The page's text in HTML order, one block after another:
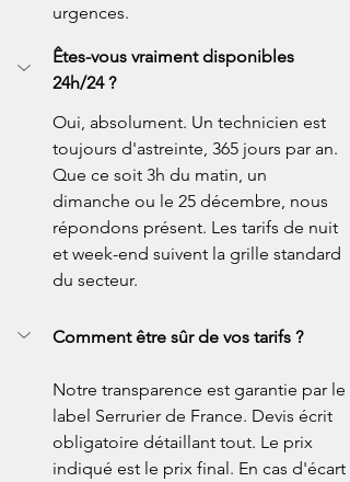
urgences.
Êtes-vous vraiment disponibles
24h/24 ?
Oui, absolument. Un technicien est
toujours d'astreinte, 365 jours par an.
Que ce soit 3h du matin, un
dimanche ou le 25 décembre, nous
répondons présent. Les tarifs de nuit
et week-end suivent la grille standard
du secteur.
Comment être sûr de vos tarifs ?
Notre transparence est garantie par le
label Serrurier de France. Devis écrit
obligatoire détaillant tout. Le prix
indiqué est le prix final. En cas d'écart